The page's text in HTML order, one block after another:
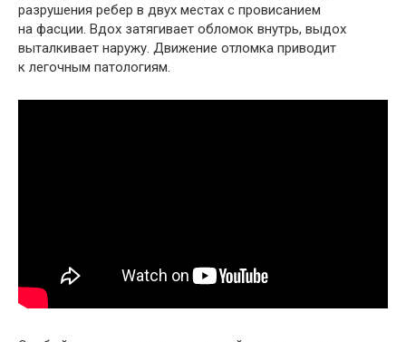
разрушения ребер в двух местах с провисанием
на фасции. Вдох затягивает обломок внутрь, выдох
выталкивает наружу. Движение отломка приводит
к легочным патологиям.